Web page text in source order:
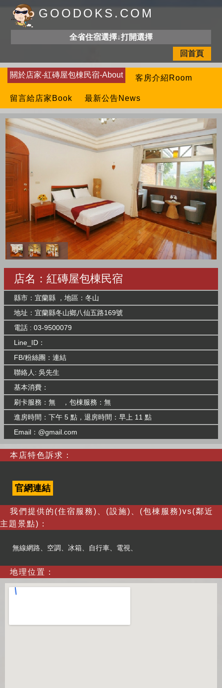
GOODOKS.COM
全省住宿選擇↓打開選擇
回首頁
關於店家-紅磚屋包棟民宿-About 客房介紹Room
留言給店家Book 最新公告News
店名：紅磚屋包棟民宿
縣市：宜蘭縣 ，地區：冬山
地址：宜蘭縣冬山鄉八仙五路169號
電話 : 03-9500079
Line_ID：
FB/粉絲團： 連結
聯絡人: 吳先生
基本消費：
刷卡服務：無 ，包棟服務：無
進房時間：下午 5 點，退房時間：早上 11 點
Email：@gmail.com
本店特色訴求：
官網連結
我們提供的(住宿服務)、(設施)、(包棟服務)vs(鄰近
主題景點)：
無線網路、空調、冰箱、自行車、電視、
地理位置：